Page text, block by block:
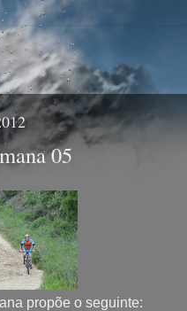
05
propõe o seguinte: